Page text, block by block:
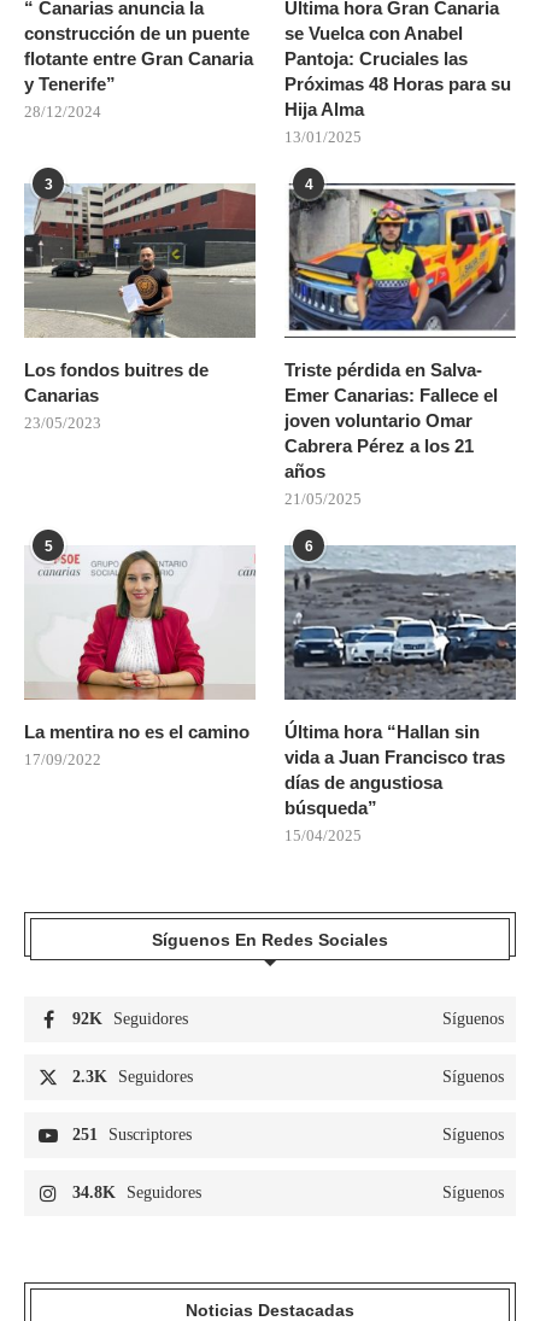
“ Canarias anuncia la
construcción de un puente
flotante entre Gran Canaria
y Tenerife”
28/12/2024
Ultima hora Gran Canaria
se Vuelca con Anabel
Pantoja: Cruciales las
Próximas 48 Horas para su
Hija Alma
13/01/2025
3
Los fondos buitres de
Canarias
23/05/2023
4
Triste pérdida en Salva-
Emer Canarias: Fallece el
joven voluntario Omar
Cabrera Pérez a los 21
años
21/05/2025
5
La mentira no es el camino
17/09/2022
6
Última hora “Hallan sin
vida a Juan Francisco tras
días de angustiosa
búsqueda”
15/04/2025
Síguenos En Redes Sociales
92K Seguidores Síguenos
2.3K Seguidores Síguenos
251 Suscriptores Síguenos
34.8K Seguidores Síguenos
Noticias Destacadas